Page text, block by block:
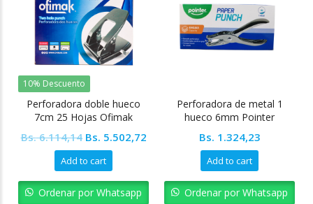
10% Descuento
Perforadora doble hueco
7cm 25 Hojas Ofimak
Bs.6.114,14 Original
price
was:
Bs. 6.114,14.
Bs. 5.502,72Current
Bs. 5.502,72.
Add to cart
Ordenar por Whatsapp
Perforadora de metal 1
hueco 6mm Pointer
Bs. 1.324,23
Add to cart
Ordenar por Whatsapp